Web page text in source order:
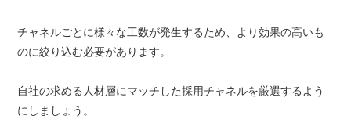
チャネルごとに様々な工数が発生するため、より効果の高いも
のに絞り込む必要があります。
自社の求める人材層にマッチした採用チャネルを厳選するよう
にしましょう。